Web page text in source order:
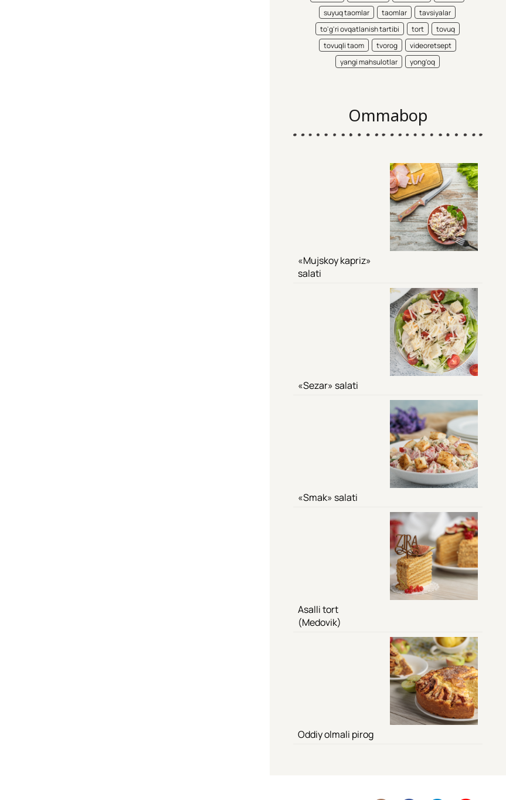
suyuq taomlar
taomlar
tavsiyalar
to'g'ri ovqatlanish tartibi
tort
tovuq
tovuqli taom
tvorog
videoretsept
yangi mahsulotlar
yong'oq
Ommabop
«Mujskoy kapriz»
salati
«Sezar» salati
«Smak» salati
Asalli tort
(Medovik)
Oddiy olmali pirog